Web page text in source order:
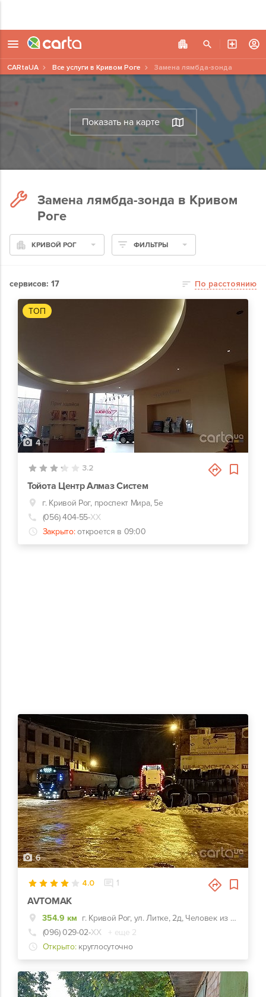
Показать на карте
CARtaUA Все услуги в Кривом Роге Замена лямбда-зонда
Замена лямбда-зонда в Кривом
Роге
КРИВОЙ РОГ ФИЛЬТРЫ
сервисов: 17 По расстоянию
ТОП
4
3.2
Тойота Центр Алмаз Систем
г. Кривой Рог, проспект Мира, 5е
(056) 404-55-ХХ
Закрыто: откроется в 09:00
6
4.0 1
AVTOMAK
354.9 км
г. Кривой Рог, ул. Литке, 2д, Человек из шин на перекрестке
(096) 029-02-ХХ
+ еще 2
Открыто: круглосуточно